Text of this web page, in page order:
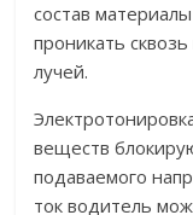
состав
проникать
лучей.
веществ
подаваемого
ток водитель